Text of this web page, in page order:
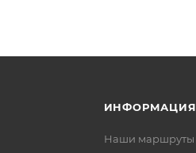
ИНФОРМАЦИЯ
Наши маршруты